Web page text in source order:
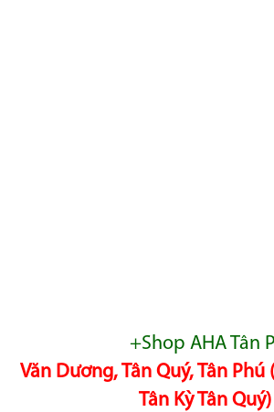
+Shop AHA Tân
Văn Dương, Tân Quý, Tân Phú
Tân Kỳ Tân Quý)